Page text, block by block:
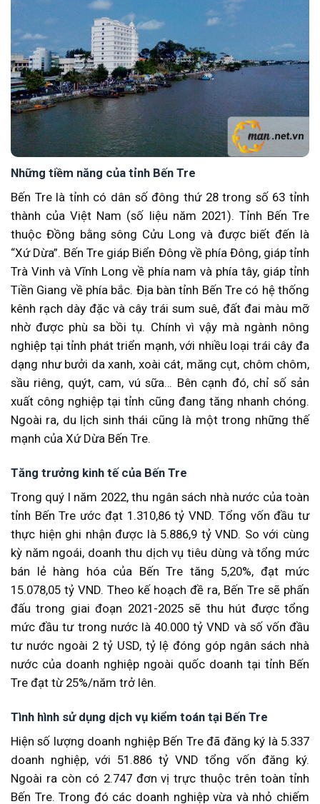
Những tiềm năng của tỉnh Bến Tre
Bến Tre là tỉnh có dân số đông thứ 28 trong số 63 tỉnh
thành của Việt Nam (số liệu năm 2021). Tỉnh Bến Tre
thuộc Đồng bằng sông Cửu Long và được biết đến là
“Xứ Dừa”. Bến Tre giáp Biển Đông về phía Đông, giáp tỉnh
Trà Vinh và Vĩnh Long về phía nam và phía tây, giáp tỉnh
Tiền Giang về phía bắc. Địa bàn tỉnh Bến Tre có hệ thống
kênh rạch dày đặc và cây trái sum suê, đất đai màu mỡ
nhờ được phù sa bồi tụ. Chính vì vậy mà ngành nông
nghiệp tại tỉnh phát triển mạnh, với nhiều loại trái cây đa
dạng như bưởi da xanh, xoài cát, măng cụt, chôm chôm,
sầu riêng, quýt, cam, vú sữa… Bên cạnh đó, chỉ số sản
xuất công nghiệp tại tỉnh cũng đang tăng nhanh chóng.
Ngoài ra, du lịch sinh thái cũng là một trong những thế
mạnh của Xứ Dừa Bến Tre.
Tăng trưởng kinh tế của Bến Tre
Trong quý I năm 2022, thu ngân sách nhà nước của toàn
tỉnh Bến Tre ước đạt 1.310,86 tỷ VND. Tổng vốn đầu tư
thực hiện ghi nhận được là 5.886,9 tỷ VND. So với cùng
kỳ năm ngoái, doanh thu dịch vụ tiêu dùng và tổng mức
bán lẻ hàng hóa của Bến Tre tăng 5,20%, đạt mức
15.078,05 tỷ VND. Theo kế hoạch đề ra, Bến Tre sẽ phấn
đấu trong giai đoạn 2021-2025 sẽ thu hút được tổng
mức đầu tư trong nước là 40.000 tỷ VND và số vốn đầu
tư nước ngoài 2 tỷ USD, tỷ lệ đóng góp ngân sách nhà
nước của doanh nghiệp ngoài quốc doanh tại tỉnh Bến
Tre đạt từ 25%/năm trở lên.
Tình hình sử dụng dịch vụ kiểm toán tại Bến Tre
Hiện số lượng doanh nghiệp Bến Tre đã đăng ký là 5.337
doanh nghiệp, với 51.886 tỷ VND tổng vốn đăng ký.
Ngoài ra còn có 2.747 đơn vị trực thuộc trên toàn tỉnh
Bến Tre. Trong đó các doanh nghiệp vừa và nhỏ chiếm